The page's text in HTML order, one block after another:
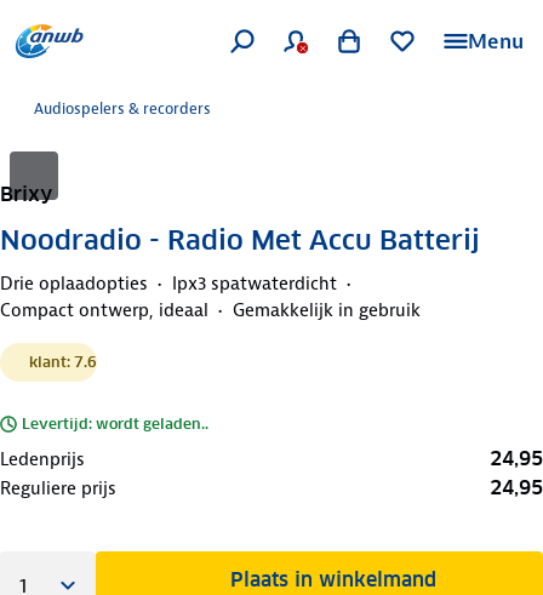
Menu
Audiospelers & recorders
Brixy
Noodradio - Radio Met Accu Batterij
Drie oplaadopties
Ipx3 spatwaterdicht
Compact ontwerp, ideaal
Gemakkelijk in gebruik
klant: 7.6
Levertijd: wordt geladen..
Ledenprijs 24,95
Reguliere prijs 24,95
Plaats in winkelmand